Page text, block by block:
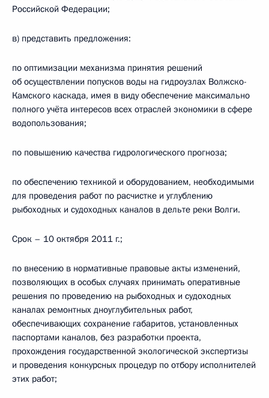
Российской Федерации;
в) представить предложения:
по оптимизации механизма принятия решений
об осуществлении попусков воды на гидроузлах Волжско-
Камского каскада, имея в виду обеспечение максимально
полного учёта интересов всех отраслей экономики в сфере
водопользования;
по повышению качества гидрологического прогноза;
по обеспечению техникой и оборудованием, необходимыми
для проведения работ по расчистке и углублению
рыбоходных и судоходных каналов в дельте реки Волги.
Срок – 10 октября 2011 г.;
по внесению в нормативные правовые акты изменений,
позволяющих в особых случаях принимать оперативные
решения по проведению на рыбоходных и судоходных
каналах ремонтных дноуглубительных работ,
обеспечивающих сохранение габаритов, установленных
паспортами каналов, без разработки проекта,
прохождения государственной экологической экспертизы
и проведения конкурсных процедур по отбору исполнителей
этих работ;